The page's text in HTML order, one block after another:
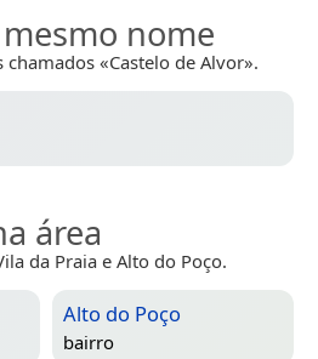
nome
«Castelo de Alvor».
área
da Praia e Alto do Poço.
Alto do Poço
bairro